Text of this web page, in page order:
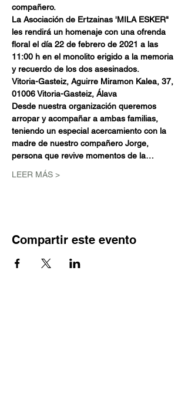
compañero.
La Asociación de Ertzainas 'MILA ESKER"
les rendirá un homenaje con una ofrenda
floral el día 22 de febrero de 2021 a las
11:00 h en el monolito erigido a la memoria
y recuerdo de los dos asesinados.
Vitoria-Gasteiz, Aguirre Miramon Kalea, 37,
01006 Vitoria-Gasteiz, Álava
Desde nuestra organización queremos
arropar y acompañar a ambas familias,
teniendo un especial acercamiento con la
madre de nuestro compañero Jorge,
persona que revive momentos de la…
LEER MÁS >
Compartir este evento